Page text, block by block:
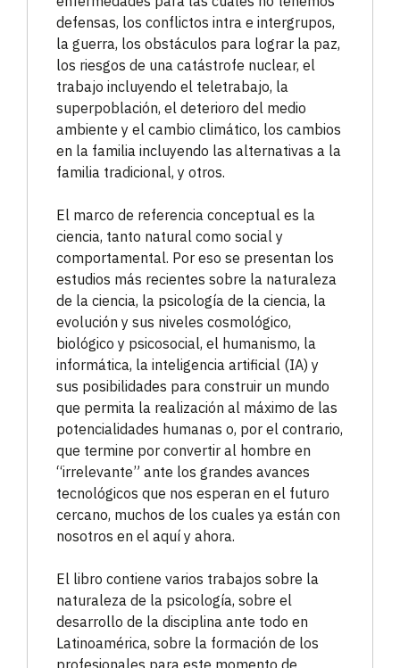
defensas, los conflictos intra e intergrupos,
la guerra, los obstáculos para lograr la paz,
los riesgos de una catástrofe nuclear, el
trabajo incluyendo el teletrabajo, la
superpoblación, el deterioro del medio
ambiente y el cambio climático, los cambios
en la familia incluyendo las alternativas a la
familia tradicional, y otros.
El marco de referencia conceptual es la
ciencia, tanto natural como social y
comportamental. Por eso se presentan los
estudios más recientes sobre la naturaleza
de la ciencia, la psicología de la ciencia, la
evolución y sus niveles cosmológico,
biológico y psicosocial, el humanismo, la
informática, la inteligencia artificial (IA) y
sus posibilidades para construir un mundo
que permita la realización al máximo de las
potencialidades humanas o, por el contrario,
que termine por convertir al hombre en
“irrelevante” ante los grandes avances
tecnológicos que nos esperan en el futuro
cercano, muchos de los cuales ya están con
nosotros en el aquí y ahora.
El libro contiene varios trabajos sobre la
naturaleza de la psicología, sobre el
desarrollo de la disciplina ante todo en
Latinoamérica, sobre la formación de los